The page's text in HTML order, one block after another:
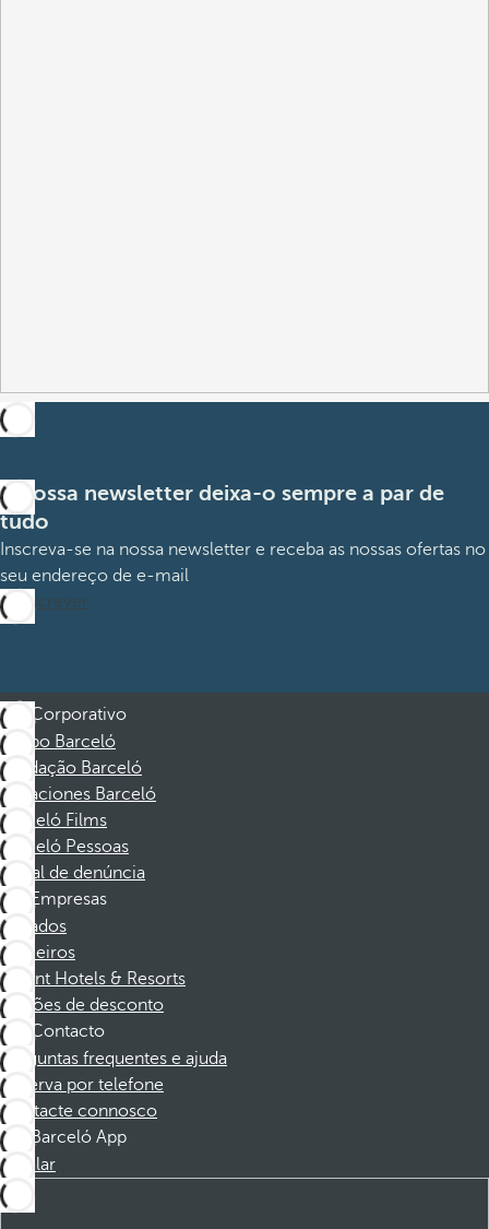
A nossa newsletter deixa-o sempre a par de
tudo
Inscreva-se na nossa newsletter e receba as nossas ofertas no
seu endereço de e-mail
Subscrever
Corporativo
Grupo Barceló
Fundação Barceló
Vacaciones Barceló
Barceló Films
Barceló Pessoas
Canal de denúncia
Empresas
Afiliados
Parceiros
Dorint Hotels & Resorts
Cupões de desconto
Contacto
Perguntas frequentes e ajuda
Reserva por telefone
Contacte connosco
Barceló App
Instalar